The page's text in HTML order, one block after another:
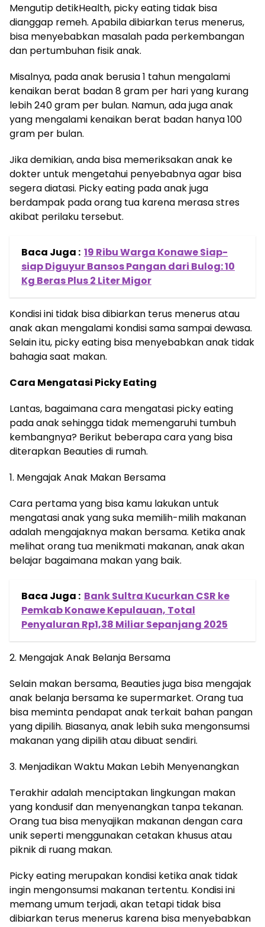
Mengutip detikHealth, picky eating tidak bisa
dianggap remeh. Apabila dibiarkan terus menerus,
bisa menyebabkan masalah pada perkembangan
dan pertumbuhan fisik anak.
Misalnya, pada anak berusia 1 tahun mengalami
kenaikan berat badan 8 gram per hari yang kurang
lebih 240 gram per bulan. Namun, ada juga anak
yang mengalami kenaikan berat badan hanya 100
gram per bulan.
Jika demikian, anda bisa memeriksakan anak ke
dokter untuk mengetahui penyebabnya agar bisa
segera diatasi. Picky eating pada anak juga
berdampak pada orang tua karena merasa stres
akibat perilaku tersebut.
Baca Juga : 19 Ribu Warga Konawe Siap-
siap Diguyur Bansos Pangan dari Bulog: 10
Kg Beras Plus 2 Liter Migor
Kondisi ini tidak bisa dibiarkan terus menerus atau
anak akan mengalami kondisi sama sampai dewasa.
Selain itu, picky eating bisa menyebabkan anak tidak
bahagia saat makan.
Cara Mengatasi Picky Eating
Lantas, bagaimana cara mengatasi picky eating
pada anak sehingga tidak memengaruhi tumbuh
kembangnya? Berikut beberapa cara yang bisa
diterapkan Beauties di rumah.
1. Mengajak Anak Makan Bersama
Cara pertama yang bisa kamu lakukan untuk
mengatasi anak yang suka memilih-milih makanan
adalah mengajaknya makan bersama. Ketika anak
melihat orang tua menikmati makanan, anak akan
belajar bagaimana makan yang baik.
Baca Juga : Bank Sultra Kucurkan CSR ke
Pemkab Konawe Kepulauan, Total
Penyaluran Rp1,38 Miliar Sepanjang 2025
2. Mengajak Anak Belanja Bersama
Selain makan bersama, Beauties juga bisa mengajak
anak belanja bersama ke supermarket. Orang tua
bisa meminta pendapat anak terkait bahan pangan
yang dipilih. Biasanya, anak lebih suka mengonsumsi
makanan yang dipilih atau dibuat sendiri.
3. Menjadikan Waktu Makan Lebih Menyenangkan
Terakhir adalah menciptakan lingkungan makan
yang kondusif dan menyenangkan tanpa tekanan.
Orang tua bisa menyajikan makanan dengan cara
unik seperti menggunakan cetakan khusus atau
piknik di ruang makan.
Picky eating merupakan kondisi ketika anak tidak
ingin mengonsumsi makanan tertentu. Kondisi ini
memang umum terjadi, akan tetapi tidak bisa
dibiarkan terus menerus karena bisa menyebabkan